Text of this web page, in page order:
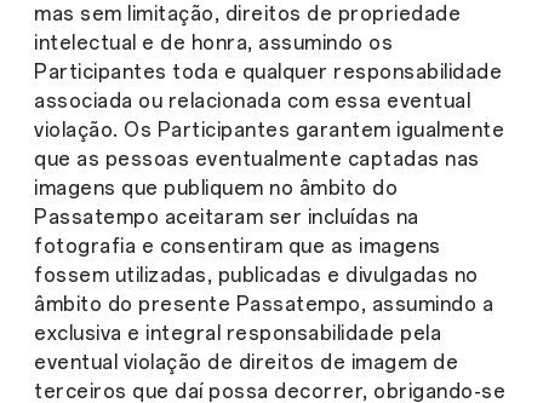
mas sem limitação, direitos de propriedade
intelectual e de honra, assumindo os
Participantes toda e qualquer responsabilidade
associada ou relacionada com essa eventual
violação. Os Participantes garantem igualmente
que as pessoas eventualmente captadas nas
imagens que publiquem no âmbito do
Passatempo aceitaram ser incluídas na
fotografia e consentiram que as imagens
fossem utilizadas, publicadas e divulgadas no
âmbito do presente Passatempo, assumindo a
exclusiva e integral responsabilidade pela
eventual violação de direitos de imagem de
terceiros que daí possa decorrer, obrigando-se